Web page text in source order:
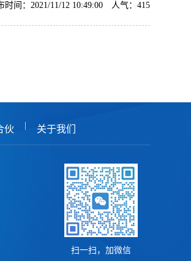
间：2021/11/12 10:49:00 人气： 415
伙 关于我们
扫一扫，加微信